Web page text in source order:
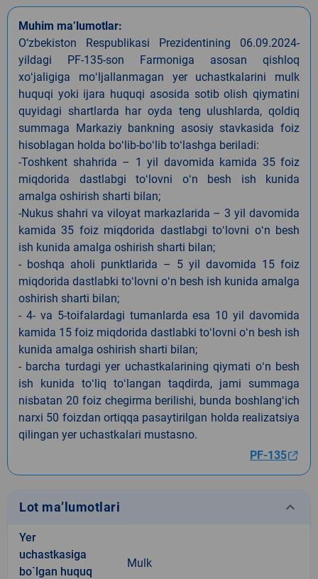
Muhim ma’lumotlar:
O‘zbekiston Respublikasi Prezidentining 06.09.2024-
yildagi PF-135-son Farmoniga asosan qishloq
xoʻjaligiga moʻljallanmagan yer uchastkalarini mulk
huquqi yoki ijara huquqi asosida sotib olish qiymatini
quyidagi shartlarda har oyda teng ulushlarda, qoldiq
summaga Markaziy bankning asosiy stavkasida foiz
hisoblagan holda boʻlib-boʻlib toʻlashga beriladi:
-Toshkent shahrida – 1 yil davomida kamida 35 foiz
miqdorida dastlabgi toʻlovni oʻn besh ish kunida
amalga oshirish sharti bilan;
-Nukus shahri va viloyat markazlarida – 3 yil davomida
kamida 35 foiz miqdorida dastlabgi toʻlovni oʻn besh
ish kunida amalga oshirish sharti bilan;
- boshqa aholi punktlarida – 5 yil davomida 15 foiz
miqdorida dastlabki toʻlovni oʻn besh ish kunida amalga
oshirish sharti bilan;
- 4- va 5-toifalardagi tumanlarda esa 10 yil davomida
kamida 15 foiz miqdorida dastlabki toʻlovni oʻn besh ish
kunida amalga oshirish sharti bilan;
- barcha turdagi yer uchastkalarining qiymati oʻn besh
ish kunida toʻliq toʻlangan taqdirda, jami summaga
nisbatan 20 foiz chegirma berilishi, bunda boshlangʻich
narxi 50 foizdan ortiqqa pasaytirilgan holda realizatsiya
qilingan yer uchastkalari mustasno.
PF-135
Lot ma’lumotlari keyboard_arrow_down
Yer
uchastkasiga
bo`lgan huquq
Mulk